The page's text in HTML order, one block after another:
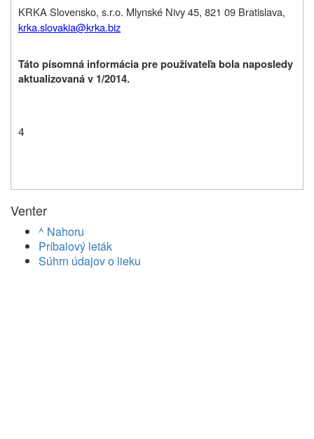
KRKA Slovensko, s.r.o. Mlynské Nivy 45, 821 09 Bratislava,
krka.slovakia@krka.biz
Táto písomná informácia pre používateľa bola naposledy
aktualizovaná v 1/2014.
4
Venter
^ Nahoru
Príbalový leták
Súhrn údajov o lieku